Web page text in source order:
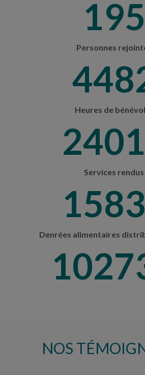
205
Personnes
Heures de
Services rendus
Denrées alimentaires
NOS